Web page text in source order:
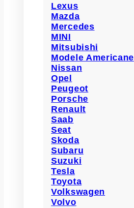
Lexus
Mazda
Mercedes
MINI
Mitsubishi
Modele Americane
Nissan
Opel
Peugeot
Porsche
Renault
Saab
Seat
Skoda
Subaru
Suzuki
Tesla
Toyota
Volkswagen
Volvo